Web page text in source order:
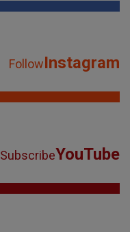
FollowInstagram
SubscribeYouTube